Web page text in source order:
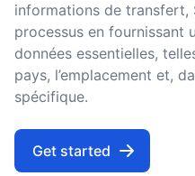
informations de
processus en fournissant
données essentielles,
pays, l’emplacement et,
spécifique.
Get started